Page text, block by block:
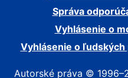
Správa
Vyhlásenie o
Vyhlásenie o ľudských
Autorské práva ©